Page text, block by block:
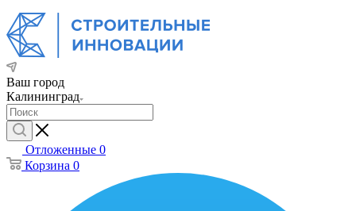
Ваш город
Калининград
Отложенные 0
Корзина 0